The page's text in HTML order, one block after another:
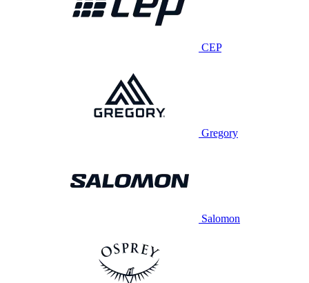
CEP
Gregory
Salomon